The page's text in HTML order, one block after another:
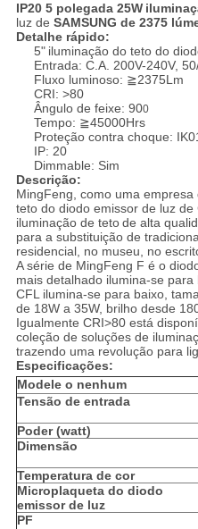
IP20 5 polegada 25W
luz de SAMSUNG de 2375
Detalhe rápido:
5" iluminação do teto do
Entrada: C.A. 200V-240V,
Fluxo luminoso: ≧2375Lm
CRI: >80
Ângulo de feixe: 900
Tempo: ≧45000Hrs
Proteção contra choque:
IP: 20
Dimmable: Sim
Descrição:
MingFeng, como uma empresa
teto dodiodo emissor de luz de
iluminação de tetode alta
para a substituição de
residencial, no museu, no
A série de MingFeng F é o
mais detalhado ilumina-se
CFL ilumina-se para baixo,
de 18W a 35W, brilho desde
Igualmente CRI>80 está
coleção de soluções de
trazendo uma revolução para
Especificações:
Modele o nenhum
Tensão de entrada
Poder (watt)
Dimensão
Temperatura de cor
Microplaqueta do diodo
emissor de luz
PF